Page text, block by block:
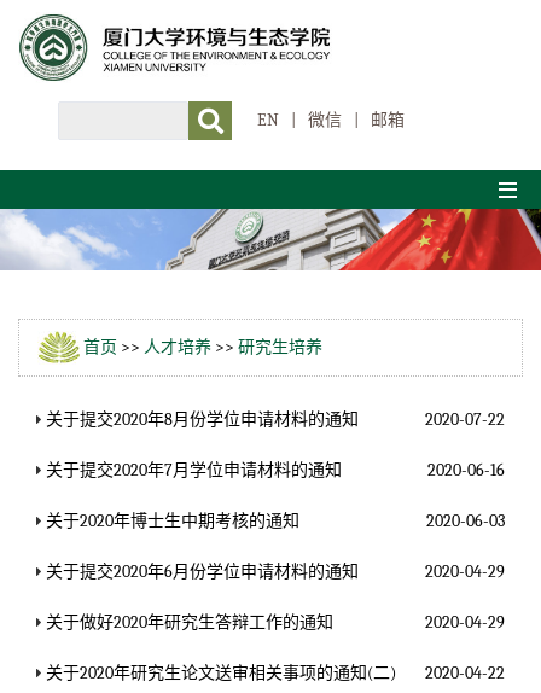
EN 微信 邮箱
首页 >> 人才培养 >> 研究生培养
关于提交2020年8月份学位申请材料的通知 2020-07-22
关于提交2020年7月学位申请材料的通知 2020-06-16
关于2020年博士生中期考核的通知 2020-06-03
关于提交2020年6月份学位申请材料的通知 2020-04-29
关于做好2020年研究生答辩工作的通知 2020-04-29
关于2020年研究生论文送审相关事项的通知(二) 2020-04-22